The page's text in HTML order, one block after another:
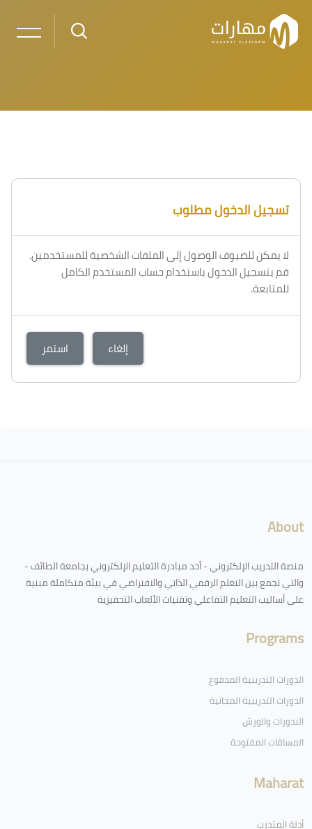
تسجيل الدخول مطلوب
لا يمكن للضيوف الوصول إلى الملفات الشخصية للمستخدمين.
قم بتسجيل الدخول باستخدام حساب المستخدم الكامل
للمتابعة.
إلغاء استمر
About
منصة التدريب الإلكتروني - أحد مبادرة التعليم الإلكتروني بجامعة الطائف -
والتي تجمع بين التعلم الرقمي الذاتي والافتراضي في بيئة متكاملة مبنية
على أساليب التعليم التفاعلي وتقنيات الألعاب التحفيزية
Programs
الدورات التدريبية المدفوع
الدورات التدريبية المجانية
الندورات والورش
المساقات المفتوحة
Maharat
أدلة المتدرب